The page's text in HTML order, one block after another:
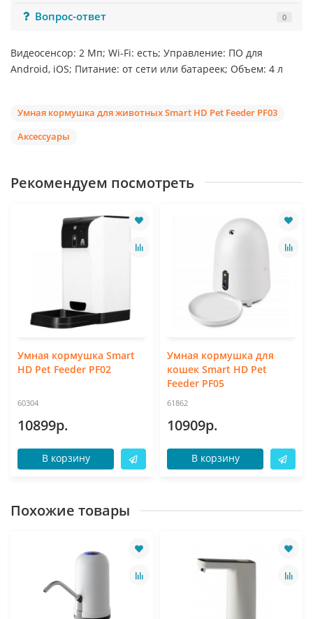
Вопрос-ответ
0
Видеосенсор: 2 Мп; Wi-Fi: есть; Управление: ПО для
Android, iOS; Питание: от сети или батареек; Объем: 4 л
Умная кормушка для животных Smart HD Pet Feeder PF03
Аксессуары
Рекомендуем посмотреть
Умная кормушка Smart
HD Pet Feeder PF02
60304
10899р.
В корзину
Умная кормушка для
кошек Smart HD Pet
Feeder PF05
61862
10909р.
В корзину
Похожие товары